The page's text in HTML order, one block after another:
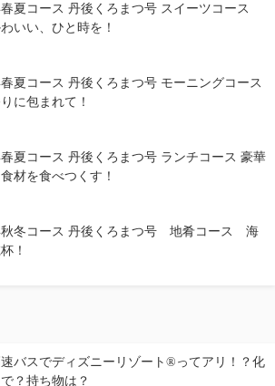
夏コース 丹後くろまつ号 スイーツコース
いい、ひと時を！
夏コース 丹後くろまつ号 モーニングコース
に包まれて！
夏コース 丹後くろまつ号 ランチコース 豪華
材を食べつくす！
秋冬コース 丹後くろまつ号 地肴コース 海
！
バスでディズニーリゾート®ってアリ！？化
？持ち物は？